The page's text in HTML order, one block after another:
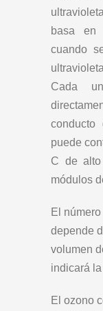
basa en
cuando
Cada
puede
C de alto
módulos
El
depende
volumen
indicará
El ozono